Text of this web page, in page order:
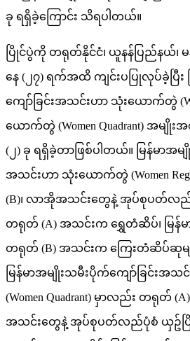
ခု ရရှိခဲ့ကြောင်း သိရပါတယ်။
ပြိုင်ပွဲကို တရုတ်နိုင်ငံ၊ ယူနန်ပြည်နယ်၊
နေ (၂၇) ရက်အထိ ကျင်းပပြုလုပ်ခဲ့ပြီး
ကျော်ခြင်းအသင်းဟာ သုံးယောက်တွဲ
ယောက်တွဲ (Women Quadrant) အမ
(၂) ခု ရရှိခဲ့တာဖြစ်ပါတယ်။ မြန်မာအမ
အသင်းဟာ သုံးယောက်တွဲ (Women
(B)၊ လာအိုအသင်းတွေနဲ့ အုပ်စုပတ်လည်
တရုတ် (A) အသင်းက ရွှေတံဆိပ်၊ မြန်
တရုတ် (B) အသင်းက ကြေးတံဆိပ်ဆုမျ
မြန်မာအမျိုးသမီးပိုက်ကျော်ခြင်းအ
(Women Quadrant) မှာလည်း တရုတ်
အသင်းတွေနဲ့ အုပ်စုပတ်လည်ပုံစံ ယှဥ်ပြို